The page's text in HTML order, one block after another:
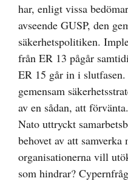
har, enligt vissa
avseende GUSP, den
säkerhetspolitiken.
från ER 13 pågår
ER 15 går in i
gemensam
av en sådan, att
Nato uttryckt
behovet av att
organisationerna vill
som hindrar?